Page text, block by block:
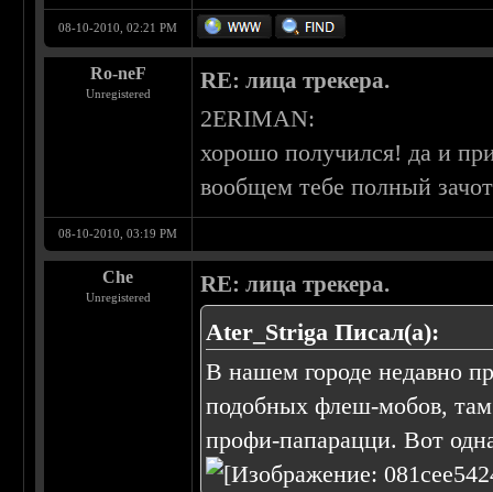
08-10-2010, 02:21 PM
Ro-neF
Unregistered
RE: лица трекера.
2ERIMAN:
хорошо получился! да и
вообщем тебе полный
08-10-2010, 03:19 PM
Che
Unregistered
RE: лица трекера.
Ater_Striga Писал(а):
В нашем городе недавно
подобных флеш-мобов,
профи-папарацци. Вот